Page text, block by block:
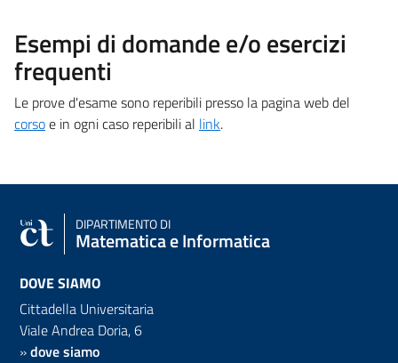
Esempi di domande e/o esercizi
frequenti
Le prove d'esame sono reperibili presso la pagina web del
corsoe in ogni caso reperibili al link.
DIPARTIMENTO DI
Matematica e Informatica
DOVE SIAMO
Cittadella Universitaria
Viale Andrea Doria, 6
»dove siamo